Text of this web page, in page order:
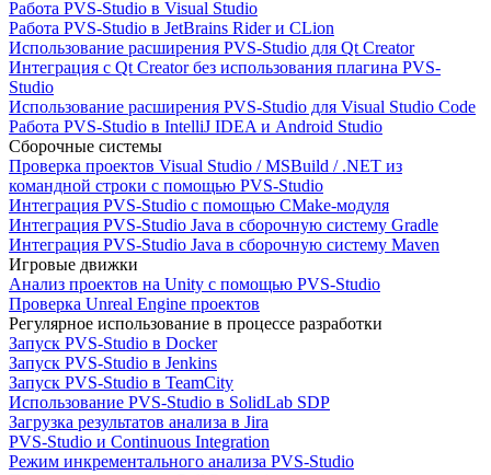
Работа PVS-Studio в Visual Studio
Работа PVS-Studio в JetBrains Rider и CLion
Использование расширения PVS-Studio для Qt Creator
Интеграция с Qt Creator без использования плагина PVS-
Studio
Использование расширения PVS-Studio для Visual Studio Code
Работа PVS-Studio в IntelliJ IDEA и Android Studio
Сборочные системы
Проверка проектов Visual Studio / MSBuild / .NET из
командной строки с помощью PVS-Studio
Интеграция PVS-Studio с помощью CMake-модуля
Интеграция PVS-Studio Java в сборочную систему Gradle
Интеграция PVS-Studio Java в сборочную систему Maven
Игровые движки
Анализ проектов на Unity с помощью PVS-Studio
Проверка Unreal Engine проектов
Регулярное использование в процессе разработки
Запуск PVS-Studio в Docker
Запуск PVS-Studio в Jenkins
Запуск PVS-Studio в TeamCity
Использование PVS-Studio в SolidLab SDP
Загрузка результатов анализа в Jira
PVS-Studio и Continuous Integration
Режим инкрементального анализа PVS-Studio